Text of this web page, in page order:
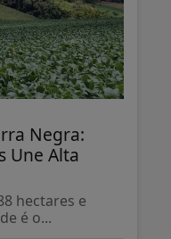
Negra:
Une Alta
hectares e
é o...